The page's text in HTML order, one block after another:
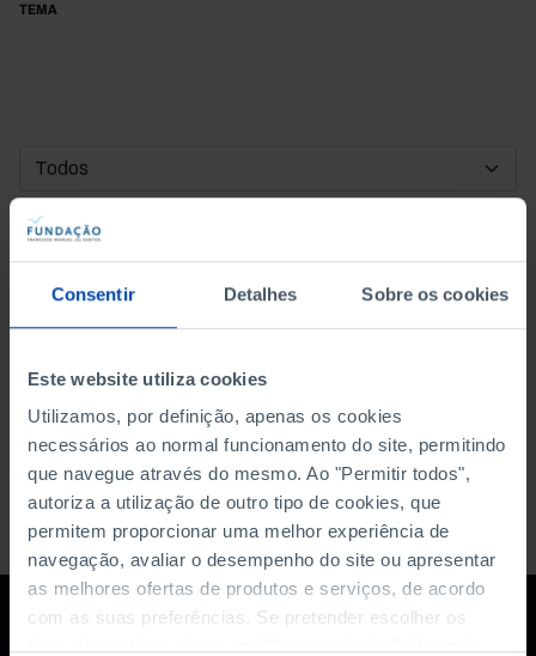
Consentir Detalhes Sobre os cookies
Este website utiliza cookies
Utilizamos, por definição, apenas os cookies
necessários ao normal funcionamento do site, permitindo
que navegue através do mesmo. Ao "Permitir todos",
autoriza a utilização de outro tipo de cookies, que
permitem proporcionar uma melhor experiência de
navegação, avaliar o desempenho do site ou apresentar
as melhores ofertas de produtos e serviços, de acordo
com as suas preferências. Se pretender escolher os
TEMA
DATA DE INÍCIO
DATA DE FIM